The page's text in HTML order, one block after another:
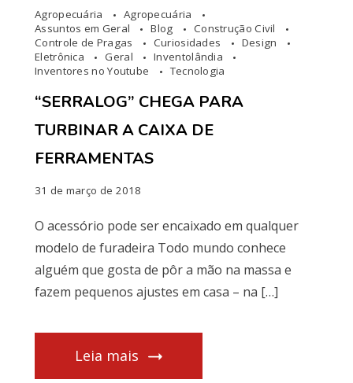
Agropecuária
Agropecuária
Assuntos em Geral
Blog
Construção Civil
Controle de Pragas
Curiosidades
Design
Eletrônica
Geral
Inventolândia
Inventores no Youtube
Tecnologia
“SERRALOG” CHEGA PARA
TURBINAR A CAIXA DE
FERRAMENTAS
31 de março de 2018
O acessório pode ser encaixado em qualquer
modelo de furadeira Todo mundo conhece
alguém que gosta de pôr a mão na massa e
fazem pequenos ajustes em casa – na […]
Leia mais